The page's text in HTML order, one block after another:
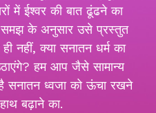
में ईश्वर की बात ढूंढने का
समझ के अनुसार उसे प्रस्तुत
नहीं, क्या सनातन धर्म का
हम आप जैसे सामान्य
है सनातन ध्वजा को ऊंचा रखने
बढ़ाने का.